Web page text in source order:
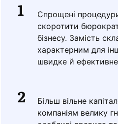
Спрощені
скоротити
бізнесу. Замість
характерним для
швидке й
Більш вільне
компаніям велику